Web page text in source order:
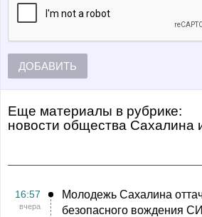
ДОБАВИТЬ
Еще материалы в рубрике:
Новости общества Сахалина
16:57
вчера
Молодежь Сахалина
безопасного вождения